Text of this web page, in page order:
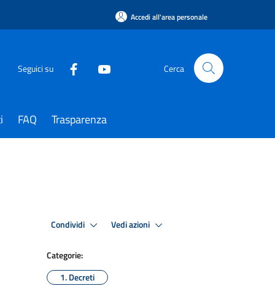
Accedi all'area personale
Seguici su Cerca
FAQ Trasparenza
Condividi Vedi azioni
Categorie:
1. Decreti